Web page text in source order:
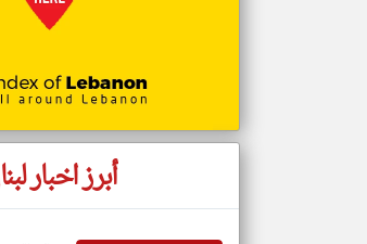
أبرز اخبار